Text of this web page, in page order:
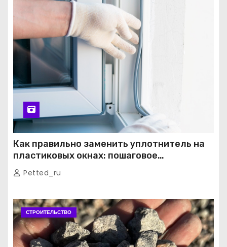
Как правильно заменить уплотнитель на
пластиковых окнах: пошаговое
руководство от экспертов
Petted_ru
СТРОИТЕЛЬСТВО